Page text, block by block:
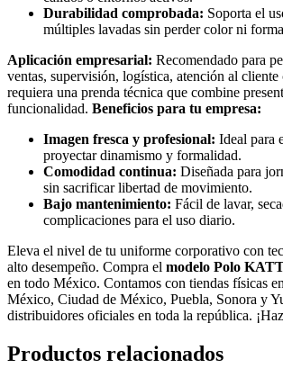
Durabilidad comprobada: Soporta el
múltiples lavadas sin perder color ni
Aplicación empresarial: Recomendado para
ventas, supervisión, logística, atención al cliente
requiera una prenda técnica que combine
funcionalidad. Beneficios para tu empresa:
Imagen fresca y profesional: Ideal para
proyectar dinamismo y formalidad.
Comodidad continua: Diseñada para
sin sacrificar libertad de movimiento.
Bajo mantenimiento: Fácil de lavar,
complicaciones para el uso diario.
Eleva el nivel de tu uniforme corporativo con
alto desempeño. Compra el modelo Polo
en todo México. Contamos con tiendas físicas
México, Ciudad de México, Puebla, Sonora y
distribuidores oficiales en toda la república.
Productos relacionados